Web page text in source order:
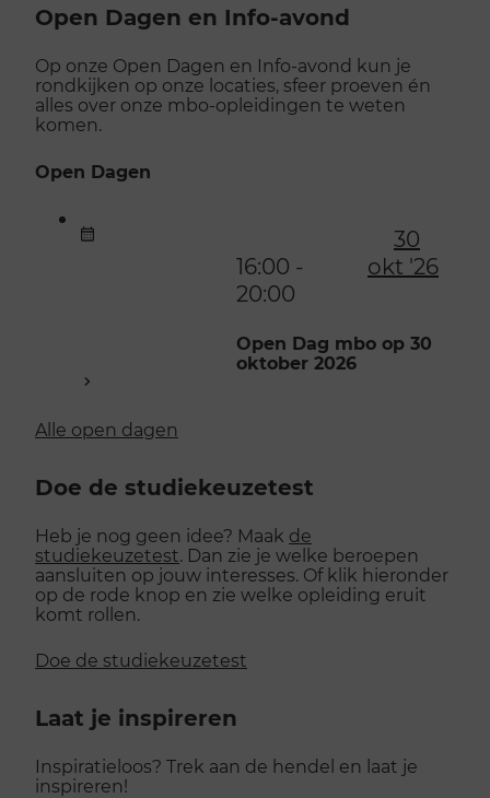
Open Dagen en Info-avond
Op onze Open Dagen en Info-avond kun je
rondkijken op onze locaties, sfeer proeven én
alles over onze mbo-opleidingen te weten
komen.
Open Dagen
30
okt '26
16:00 -
20:00
Open Dag mbo op 30
oktober 2026
Alle open dagen
Doe de studiekeuzetest
Heb je nog geen idee? Maak de
studiekeuzetest. Dan zie je welke beroepen
aansluiten op jouw interesses. Of klik hieronder
op de rode knop en zie welke opleiding eruit
komt rollen.
Doe de studiekeuzetest
Laat je inspireren
Inspiratieloos? Trek aan de hendel en laat je
inspireren!